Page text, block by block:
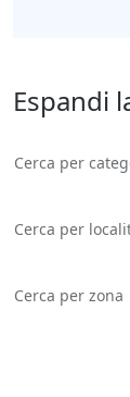
Espandi
Cerca per
Cerca per
Cerca per zona